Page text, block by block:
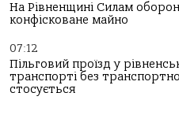
На Рівненщині Силам
конфісковане майно
07:12
Пільговий проїзд у
транспорті без
стосується